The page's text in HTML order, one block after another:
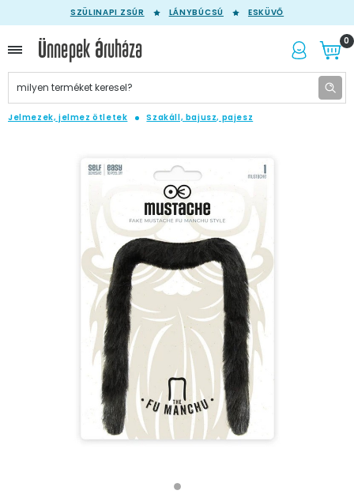
SZÜLINAPI ZSÚR LÁNYBÚCSÚ ESKÜVŐ
0
Jelmezek, jelmez ötletek Szakáll, bajusz, pajesz